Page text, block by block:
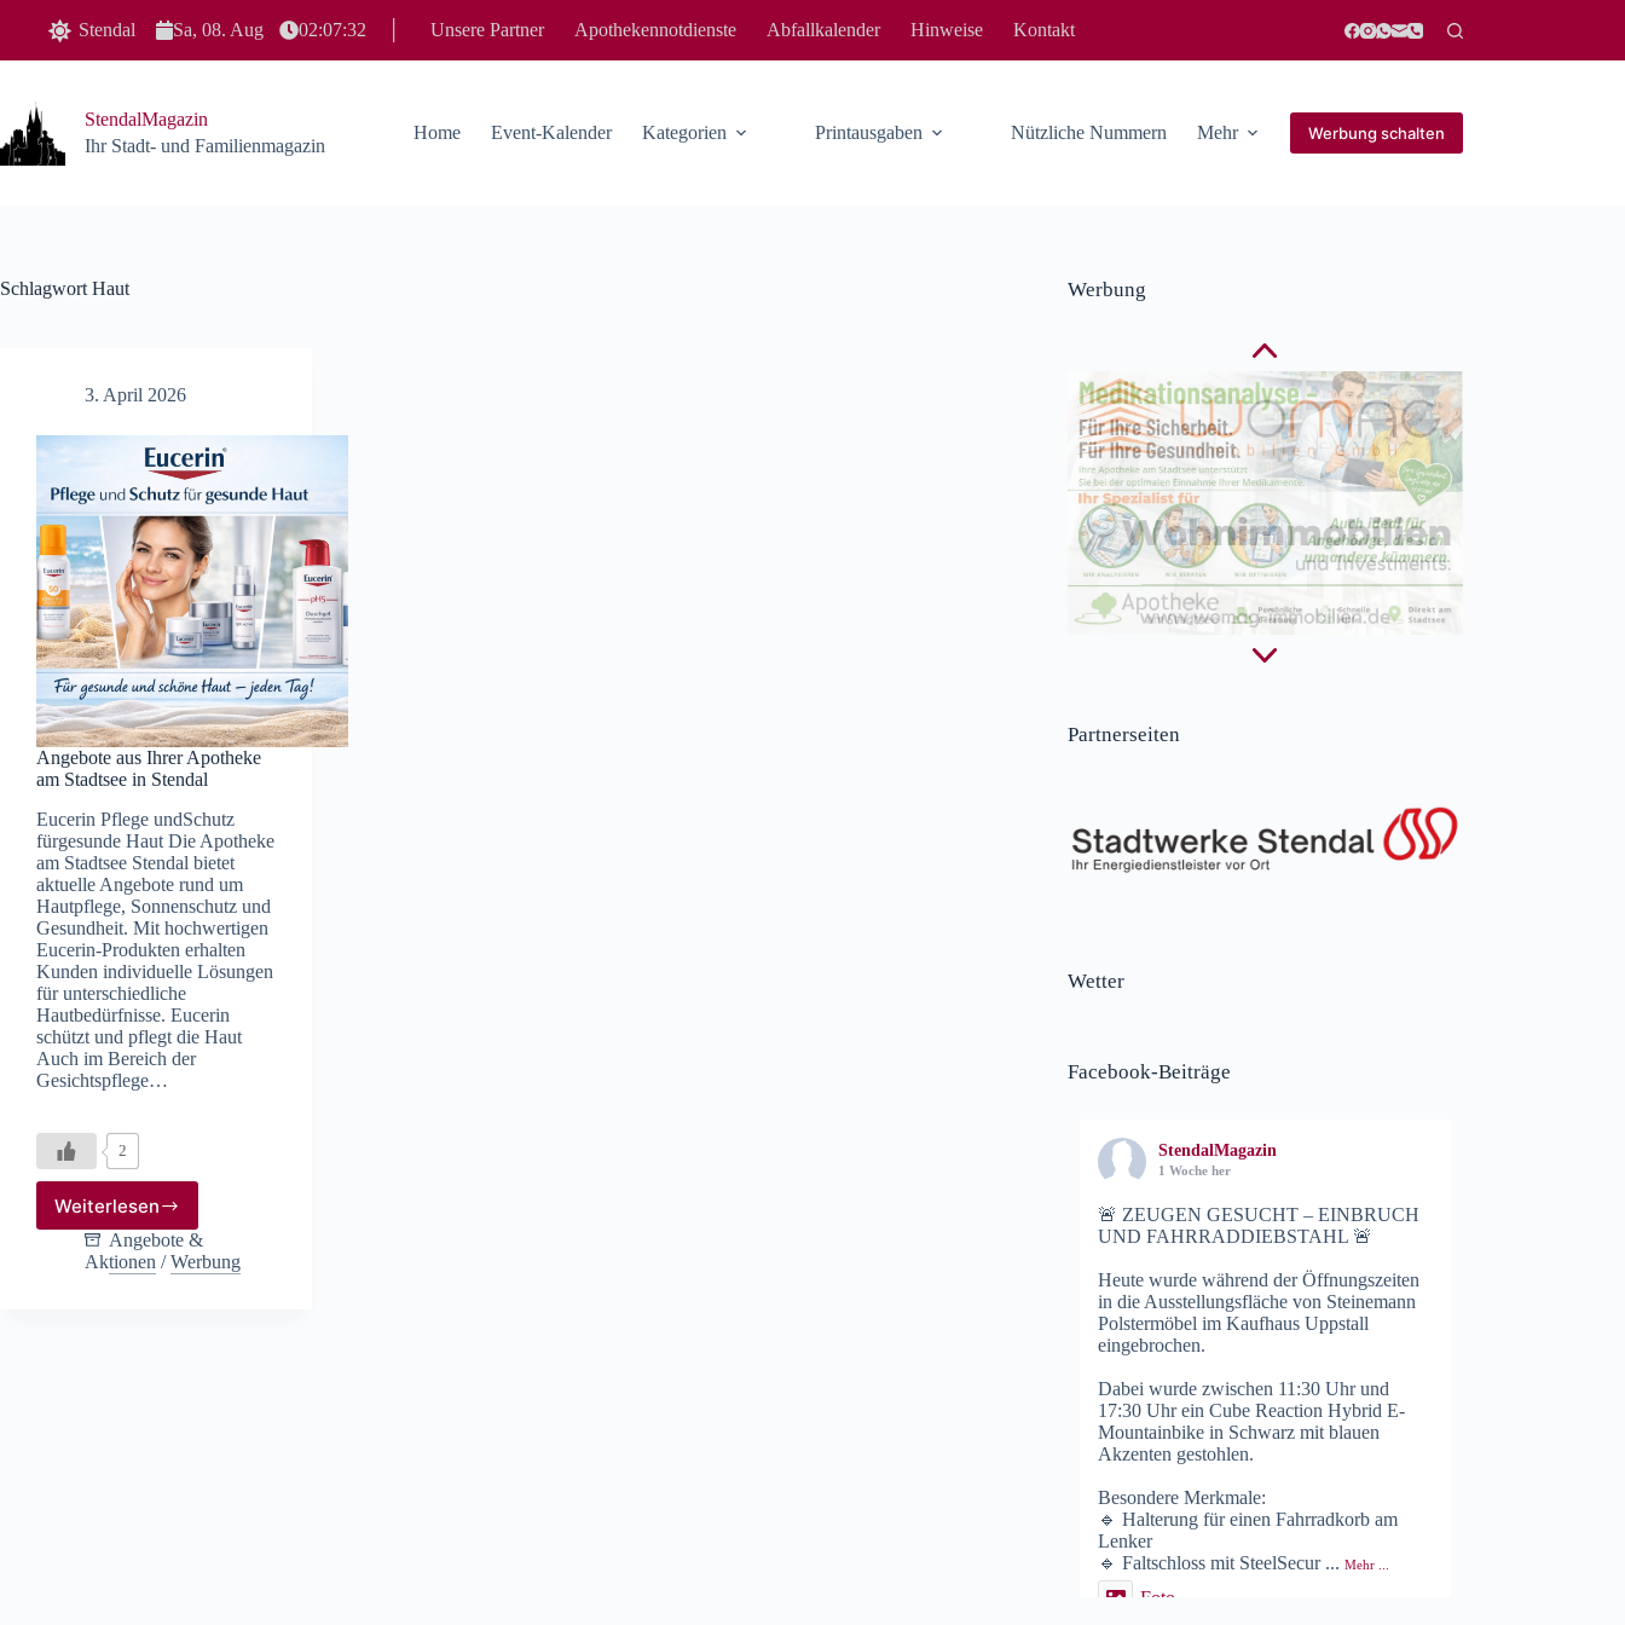
Stendal Sa, 08. Aug 02:07:32 Unsere Partner Apothekennotdienste Abfallkalender Hinweise Kontakt
StendalMagazin
Ihr Stadt- und Familienmagazin
Home Event-Kalender Kategorien Printausgaben Nützliche Nummern Mehr Werbung schalten
Schlagwort Haut
3. April 2026
Angebote aus Ihrer Apotheke
am Stadtsee in Stendal
Eucerin Pflege undSchutz
fürgesunde Haut Die Apotheke
am Stadtsee Stendal bietet
aktuelle Angebote rund um
Hautpflege, Sonnenschutz und
Gesundheit. Mit hochwertigen
Eucerin-Produkten erhalten
Kunden individuelle Lösungen
für unterschiedliche
Hautbedürfnisse. Eucerin
schützt und pflegt die Haut
Auch im Bereich der
Gesichtspflege…
2
Weiterlesen
Angebote
aus
Ihrer
Angebote &
Aktionen /Werbung
Werbung
Partnerseiten
Wetter
Facebook-Beiträge
StendalMagazin
1 Woche her
🚨 ZEUGEN GESUCHT – EINBRUCH
UND FAHRRADDIEBSTAHL 🚨
Heute wurde während der Öffnungszeiten
in die Ausstellungsfläche von Steinemann
Polstermöbel im Kaufhaus Uppstall
eingebrochen.
Dabei wurde zwischen 11:30 Uhr und
17:30 Uhr ein Cube Reaction Hybrid E-
Mountainbike in Schwarz mit blauen
Akzenten gestohlen.
Besondere Merkmale:
🔹 Halterung für einen Fahrradkorb am
Lenker
🔹 Faltschloss mit SteelSecur ...Mehr ...
Foto